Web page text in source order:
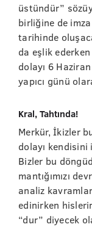
üstündür”
birliğine de
tarihinde
da eşlik
dolayı 6
yapıcı günü
Kral, Tahtında!
Merkür, İkizler
dolayı
Bizler bu
mantığımızı
analiz
edinirken
“dur” diyecek